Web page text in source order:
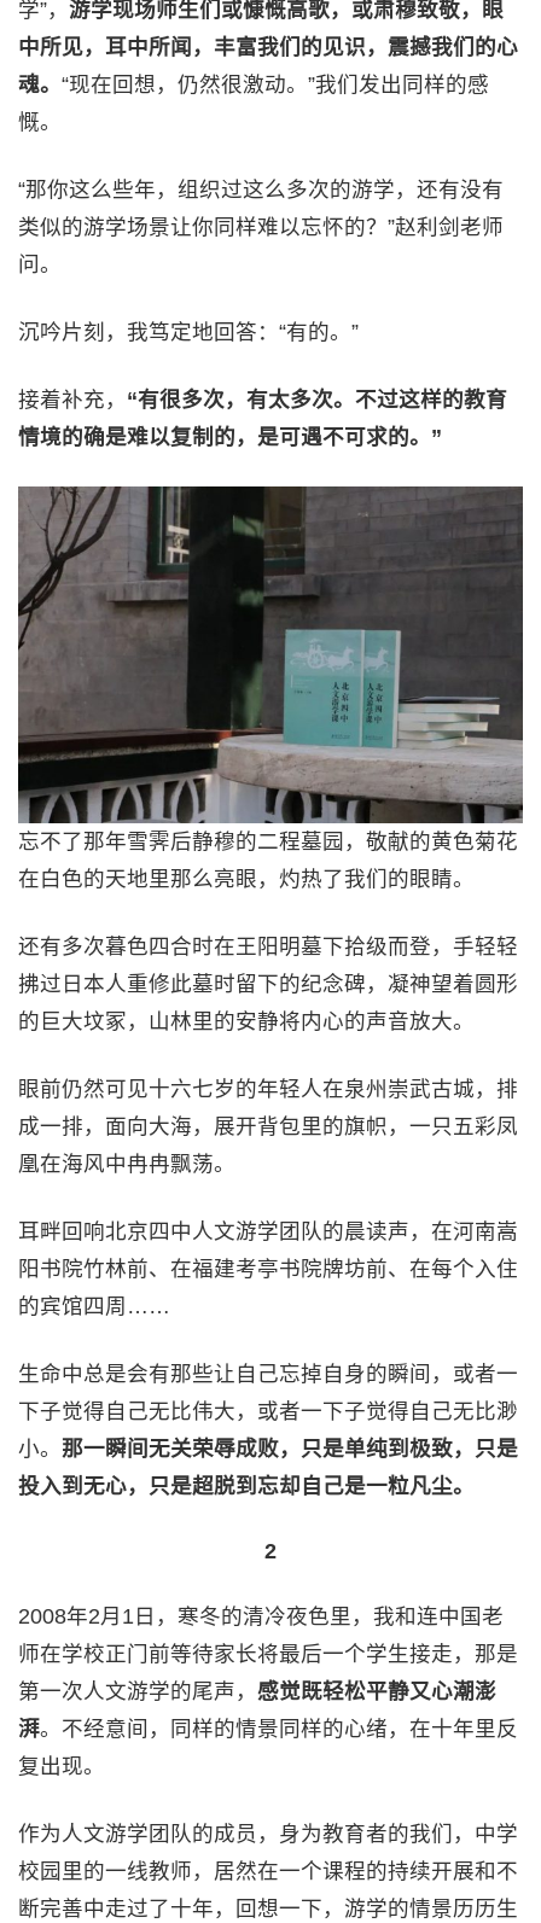
学”， 游学现场师生们或慷慨高歌，或肃穆致敬，眼
中所见，耳中所闻，丰富我们的见识，震撼我们的心
魂。 “现在回想，仍然很激动。”我们发出同样的感
慨。
“那你这么些年，组织过这么多次的游学，还有没有
类似的游学场景让你同样难以忘怀的？”赵利剑老师
问。
沉吟片刻，我笃定地回答：“有的。”
接着补充， “有很多次，有太多次。不过这样的教育
情境的确是难以复制的，是可遇不可求的。”
忘不了那年雪霁后静穆的二程墓园，敬献的黄色菊花
在白色的天地里那么亮眼，灼热了我们的眼睛。
还有多次暮色四合时在王阳明墓下拾级而登，手轻轻
拂过日本人重修此墓时留下的纪念碑，凝神望着圆形
的巨大坟冢，山林里的安静将内心的声音放大。
眼前仍然可见十六七岁的年轻人在泉州崇武古城，排
成一排，面向大海，展开背包里的旗帜，一只五彩凤
凰在海风中冉冉飘荡。
耳畔回响北京四中人文游学团队的晨读声，在河南嵩
阳书院竹林前、在福建考亭书院牌坊前、在每个入住
的宾馆四周……
生命中总是会有那些让自己忘掉自身的瞬间，或者一
下子觉得自己无比伟大，或者一下子觉得自己无比渺
小。 那一瞬间无关荣辱成败，只是单纯到极致，只是
投入到无心，只是超脱到忘却自己是一粒凡尘。
2
2008年2月1日，寒冬的清冷夜色里，我和连中国老
师在学校正门前等待家长将最后一个学生接走，那是
第一次人文游学的尾声， 感觉既轻松平静又心潮澎
湃。不经意间，同样的情景同样的心绪，在十年里反
复出现。
作为人文游学团队的成员，身为教育者的我们，中学
校园里的一线教师，居然在一个课程的持续开展和不
断完善中走过了十年，回想一下，游学的情景历历生